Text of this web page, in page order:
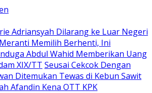
Adriansyah Dilarang ke Luar Negeri
Meranti Memilih Berhenti, Ini
Abdul Wahid Memberikan Uang
XIX/TT Seusai Cekcok Dengan
Ditemukan Tewas di Kebun Sawit
Afandin Kena OTT KPK